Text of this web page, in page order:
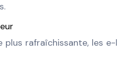
plus rafraîchissante, les